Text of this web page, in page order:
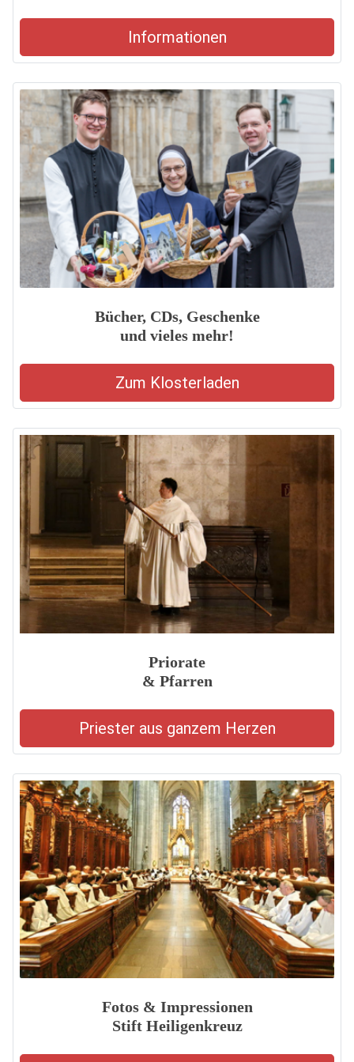
Informationen
Bücher, CDs, Geschenke
und vieles mehr!
Zum Klosterladen
Priorate
& Pfarren
Priester aus ganzem Herzen
Fotos & Impressionen
Stift Heiligenkreuz